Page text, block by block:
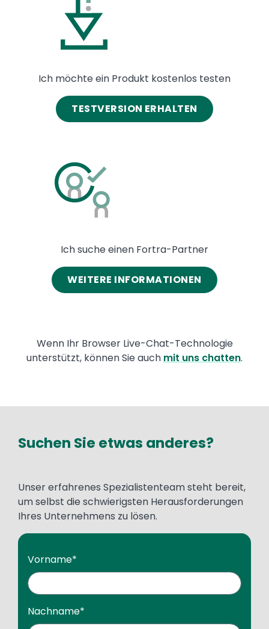
Ich möchte ein Produkt kostenlos testen
TESTVERSION ERHALTEN
Image
Ich suche einen Fortra-Partner
WEITERE INFORMATIONEN
Wenn Ihr Browser Live-Chat-Technologie
unterstützt, können Sie auch mit uns chatten.
Suchen Sie etwas anderes?
Unser erfahrenes Spezialistenteam steht bereit,
um selbst die schwierigsten Herausforderungen
Ihres Unternehmens zu lösen.
Vorname*
Nachname*